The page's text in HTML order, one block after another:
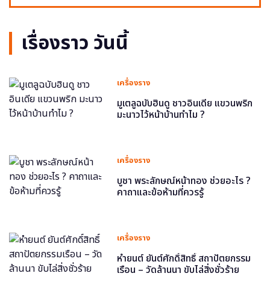
เรื่องราว วันนี้
เครื่องราง
มูเตลูฉบับฮินดู ชาวอินเดีย แขวนพริก
มะนาวไว้หน้าบ้านทำไม ?
เครื่องราง
บูชา พระลักษณ์หน้าทอง ช่วยอะไร ?
คาถาและข้อห้ามที่ควรรู้
เครื่องราง
หำยนต์ ยันต์ศักดิ์สิทธิ์ สถาปัตยกรรม
เรือน – วัดล้านนา ขับไล่สิ่งชั่วร้าย